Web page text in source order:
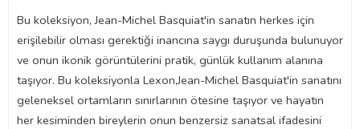
Bu koleksiyon, Jean-Michel Basquiat'in sanatın herkes için
erişilebilir olması gerektiği inancına saygı duruşunda bulunuyor
ve onun ikonik görüntülerini pratik, günlük kullanım alanına
taşıyor. Bu koleksiyonla Lexon,Jean-Michel Basquiat'in sanatını
geleneksel ortamların sınırlarının ötesine taşıyor ve hayatın
her kesiminden bireylerin onun benzersiz sanatsal ifadesini